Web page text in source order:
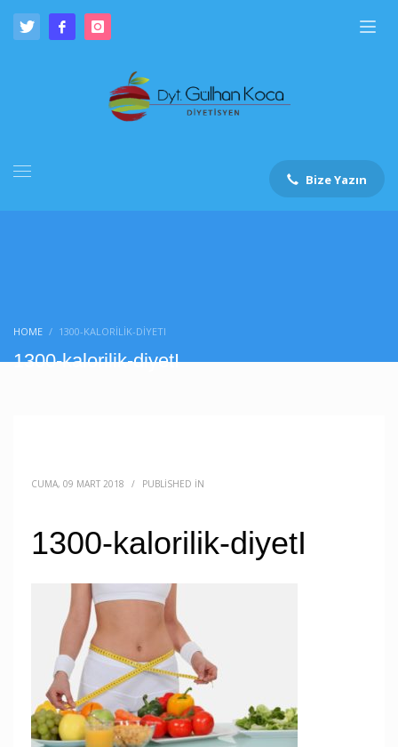
Bize Yazın
HOME 1300-KALORILIK-DIYETI
1300-kalorilik-diyetI
CUMA, 09 MART 2018 / PUBLISHED IN
1300-kalorilik-diyetI